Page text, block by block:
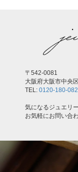
〒542-0081
大阪府大阪市中央
TEL: 0120-180-082
気になるジュエリ
お気軽にお問い合